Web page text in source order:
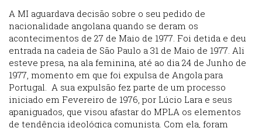
A MI aguardava decisão sobre o seu pedido de
nacionalidade angolana quando se deram os
acontecimentos de 27 de Maio de 1977. Foi detida e deu
entrada na cadeia de São Paulo a 31 de Maio de 1977. Ali
esteve presa, na ala feminina, até ao dia 24 de Junho de
1977, momento em que foi expulsa de Angola para
Portugal. A sua expulsão fez parte de um processo
iniciado em Fevereiro de 1976, por Lúcio Lara e seus
apaniguados, que visou afastar do MPLA os elementos
de tendência ideológica comunista. Com ela, foram